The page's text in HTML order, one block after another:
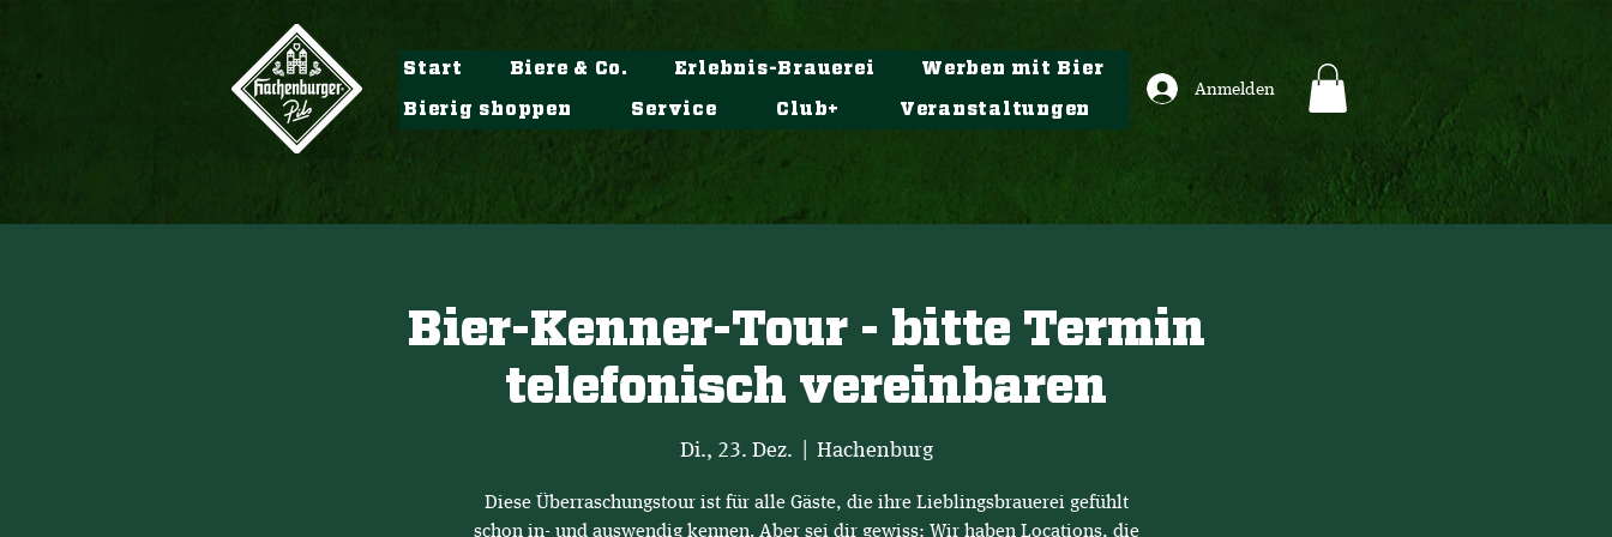
Start Biere & Co. Erlebnis-Brauerei Werben mit Bier
Bierig shoppen Service Club+ Veranstaltungen
Anmelden
Bier-Kenner-Tour - bitte Termin
telefonisch vereinbaren
Di., 23. Dez. Hachenburg
Diese Überraschungstour ist für alle Gäste, die ihre Lieblingsbrauerei gefühlt
schon in- und auswendig kennen. Aber sei dir gewiss: Wir haben Locations, die